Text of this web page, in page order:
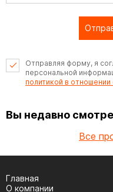
Отправляя форму, я
персональной
политикой в
Вы недавно
Все
Главная
О компании